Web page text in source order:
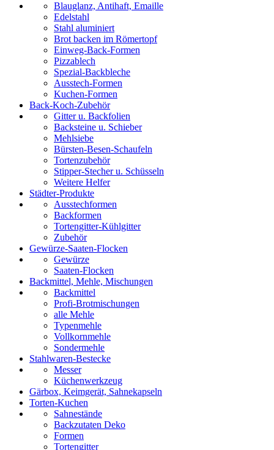
Blauglanz, Antihaft, Emaille
Edelstahl
Stahl aluminiert
Brot backen im Römertopf
Einweg-Back-Formen
Pizzablech
Spezial-Backbleche
Ausstech-Formen
Kuchen-Formen
Back-Koch-Zubehör
Gitter u. Backfolien
Backsteine u. Schieber
Mehlsiebe
Bürsten-Besen-Schaufeln
Tortenzubehör
Stipper-Stecher u. Schüsseln
Weitere Helfer
Städter-Produkte
Ausstechformen
Backformen
Tortengitter-Kühlgitter
Zubehör
Gewürze-Saaten-Flocken
Gewürze
Saaten-Flocken
Backmittel, Mehle, Mischungen
Backmittel
Profi-Brotmischungen
alle Mehle
Typenmehle
Vollkornmehle
Sondermehle
Stahlwaren-Bestecke
Messer
Küchenwerkzeug
Gärbox, Keimgerät, Sahnekapseln
Torten-Kuchen
Sahnestände
Backzutaten Deko
Formen
Tortengitter